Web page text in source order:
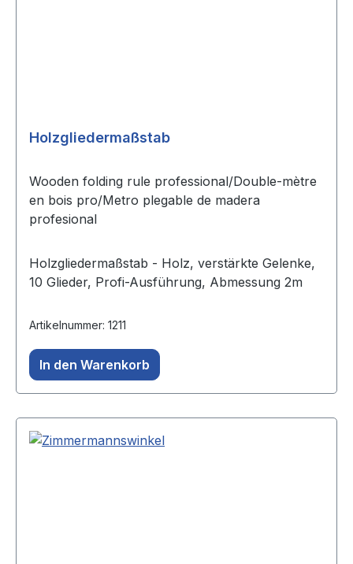
Holzgliedermaßstab
Wooden folding rule professional/Double-mètre
en bois pro/Metro plegable de madera
profesional
Holzgliedermaßstab - Holz, verstärkte Gelenke,
10 Glieder, Profi-Ausführung, Abmessung 2m
Artikelnummer: 1211
In den Warenkorb